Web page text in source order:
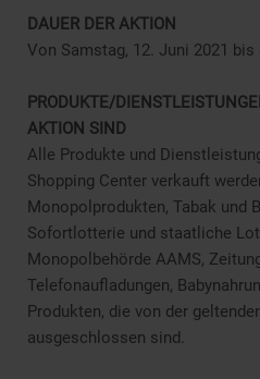
DAUER DER AKTION
Von Samstag, 12. Juni 2021 bis
PRODUKTE/
AKTION SIND
Alle Produkte und
Shopping Center verkauft
Monopolprodukten, Tabak und
Sofortlotterie und staatliche
Monopolbehörde AAMS,
Telefonaufladungen,
Produkten, die von der
ausgeschlossen sind.